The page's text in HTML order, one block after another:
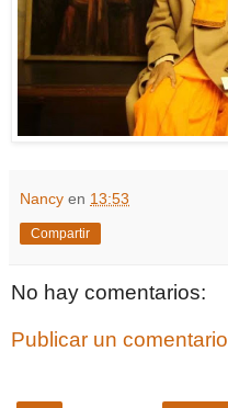
Nancy en 13:53
Compartir
No hay comentarios:
Publicar un comentario